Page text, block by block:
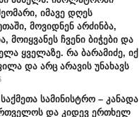
იმავე დღეს
მოვიდნენ არძინბა,
მოიყვანეს ჩვენი ბიჭები და
ყველაზე. რა ბარამიძე, იქ
და არც არავის უნახავს
სამინისტრო – კანადა
და კიდევ ერთხელ